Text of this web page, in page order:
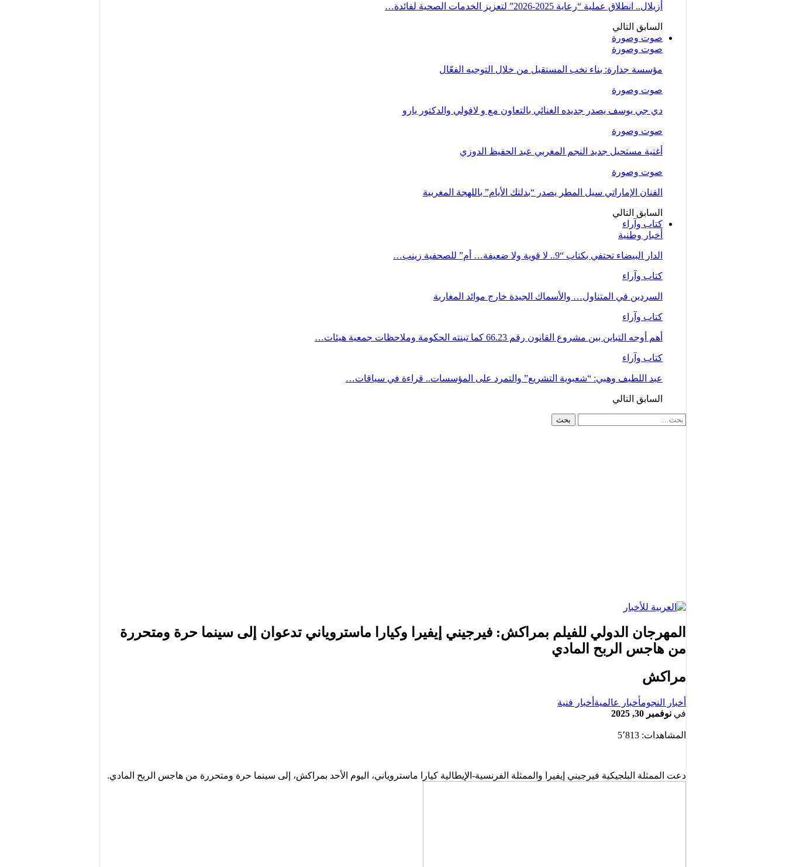
أزيلال.. انطلاق عملية “رعاية 2025-2026” لتعزيز الخدمات الصحية لفائدة…
السابق التالي
صوت وصورة
صوت وصورة
مؤسسة جدارة: بناء نخب المستقبل من خلال التوجيه الفعّال
صوت وصورة
دي جي يوسف يصدر جديده الغنائي بالتعاون مع و لافولي والدكتور يارو
صوت وصورة
أغنية مستحيل جديد النجم المغربي عبد الحفيظ الدوزي
صوت وصورة
الفنان الإماراتي سيل المطر يصدر “بدلتك الأيام” باللهجة المغربية
السابق التالي
كتاب وآراء
أخبار وطنية
الدار البيضاء تحتفي بكتاب “9.. لا قوية ولا ضعيفة… أم” للصحفية زينب…
كتاب وآراء
السردين في المتناول… والأسماك الجيدة خارج موائد المغاربة
كتاب وآراء
أهم أوجه التباين بين مشروع القانون رقم 66.23 كما تبنته الحكومة وملاحظات جمعية هيئات…
كتاب وآراء
عبد اللطيف وهبي: “شعبوية التشريع” والتمرد على المؤسسات.. قراءة في سياقات…
السابق التالي
المهرجان الدولي للفيلم بمراكش: فيرجيني إيفيرا وكيارا ماستروياني تدعوان إلى سينما حرة ومتحررة
من هاجس الربح المادي
مراكش
أخبار النجومأخبار عالمية أخبار فنية
في نوفمبر 30, 2025
المشاهدات: 5٬813
دعت الممثلة البلجيكية فيرجيني إيفيرا والممثلة الفرنسية-الإيطالية كيارا ماستروياني، اليوم الأحد بمراكش، إلى سينما حرة ومتحررة من هاجس الربح المادي.